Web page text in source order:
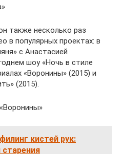
также несколько раз
в популярных проектах: в
с Анастасией
шоу «Ночь в стиле
«Воронины» (2015) и
(2015).
кистей рук:
старения